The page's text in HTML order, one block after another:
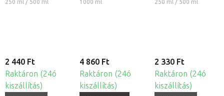
250 ml / 500 ml
2 440 Ft
Raktáron (24ó
kiszállítás)
1000 ml
4 860 Ft
Raktáron (24ó
kiszállítás)
250 ml / 500 ml
2 330 Ft
Raktáron (24ó
kiszállítás)